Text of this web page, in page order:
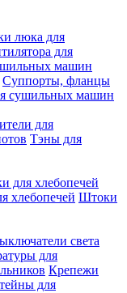
люка для
для
машин
Суппорты, фланцы
сушильных машин
для
Тэны для
для хлебопечей
хлебопечей Штоки
света
для
Крепежи
для